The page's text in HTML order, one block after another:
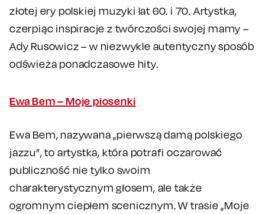
złotej ery polskiej muzyki lat 60. i 70. Artystka,
czerpiąc inspiracje z twórczości swojej mamy –
Ady Rusowicz – w niezwykle autentyczny sposób
odświeża ponadczasowe hity.
Ewa Bem – Moje piosenki
Ewa Bem, nazywana „pierwszą damą polskiego
jazzu”, to artystka, która potrafi oczarować
publiczność nie tylko swoim
charakterystycznym głosem, ale także
ogromnym ciepłem scenicznym. W trasie „Moje